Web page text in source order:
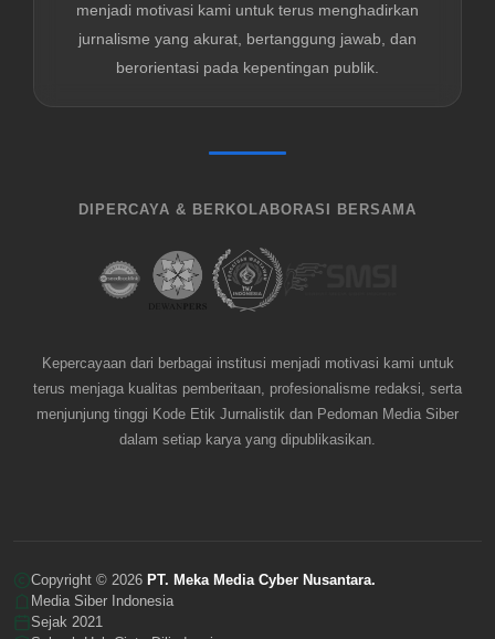
menjadi motivasi kami untuk terus menghadirkan
jurnalisme yang akurat, bertanggung jawab, dan
berorientasi pada kepentingan publik.
DIPERCAYA & BERKOLABORASI BERSAMA
Kepercayaan dari berbagai institusi menjadi motivasi kami untuk
terus menjaga kualitas pemberitaan, profesionalisme redaksi, serta
menjunjung tinggi Kode Etik Jurnalistik dan Pedoman Media Siber
dalam setiap karya yang dipublikasikan.
Copyright © 2026 PT. Meka Media Cyber Nusantara.
Media Siber Indonesia
Sejak 2021